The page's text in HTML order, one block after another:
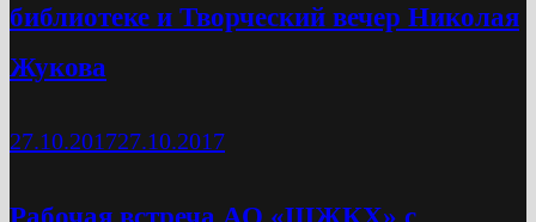
библиотеке и Творческий вечер Николая
Жукова
27.10.201727.10.2017